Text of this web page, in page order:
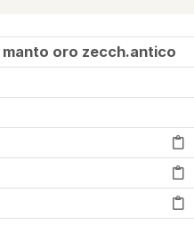
manto oro zecch.antico